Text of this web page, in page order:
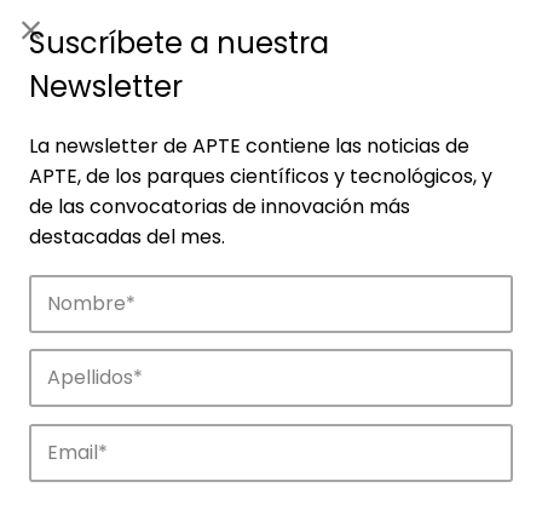
Noticias
Conoce las noticias más destacadas de
Suscríbete a nuestra
Newsletter
La newsletter de APTE contiene las noticias de
APTE, de los parques científicos y tecnológicos, y
de las convocatorias de innovación más
destacadas del mes.